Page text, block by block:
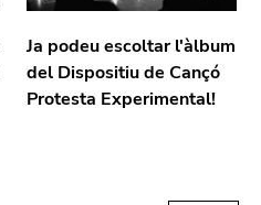
Ja podeu escoltar l'àlbum
del Dispositiu de Cançó
Protesta Experimental!